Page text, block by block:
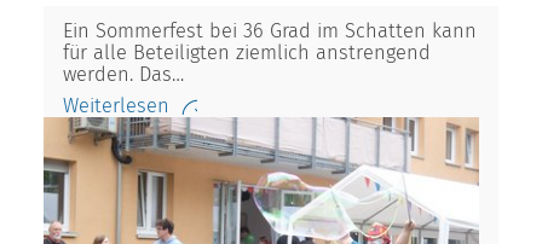
Ein Sommerfest bei 36 Grad im Schatten kann
für alle Beteiligten ziemlich anstrengend
werden. Das…
Weiterlesen